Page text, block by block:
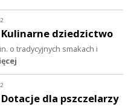
Kulinarne dziedzictwo
o tradycyjnych smakach i
Dotacje dla pszczelarzy